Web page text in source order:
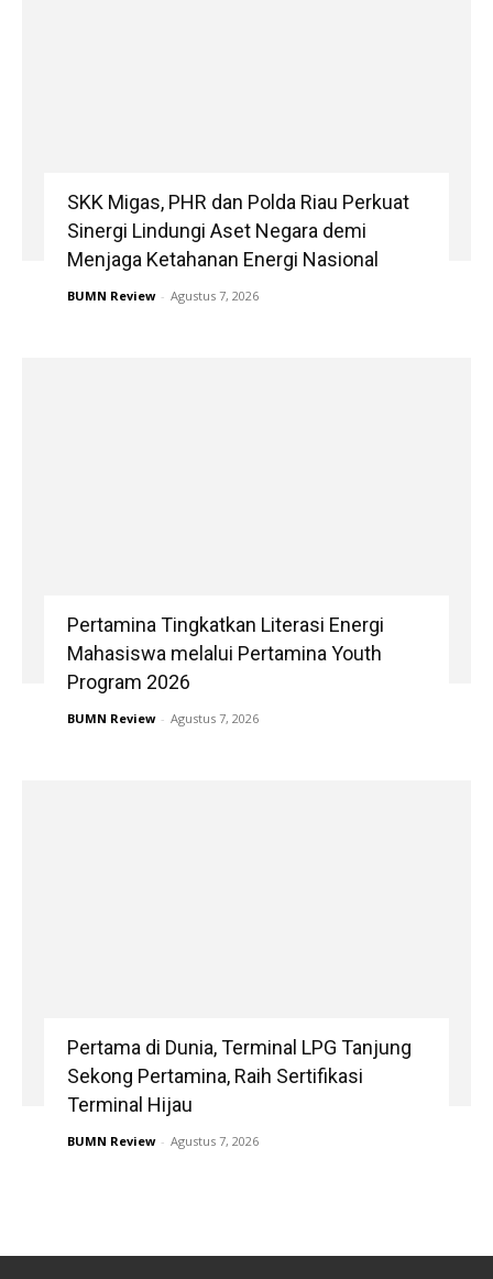
SKK Migas, PHR dan Polda Riau Perkuat
Sinergi Lindungi Aset Negara demi
Menjaga Ketahanan Energi Nasional
BUMN Review - Agustus 7, 2026
Pertamina Tingkatkan Literasi Energi
Mahasiswa melalui Pertamina Youth
Program 2026
BUMN Review - Agustus 7, 2026
Pertama di Dunia, Terminal LPG Tanjung
Sekong Pertamina, Raih Sertifikasi
Terminal Hijau
BUMN Review - Agustus 7, 2026